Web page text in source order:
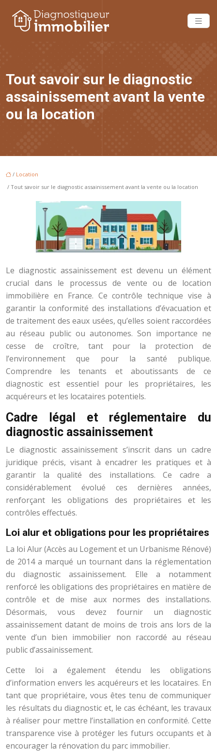
Tout savoir sur le diagnostic
assainissement avant la vente
ou la location
/ Location
/ Tout savoir sur le diagnostic assainissement avant la vente ou la location
Le diagnostic assainissement est devenu un élément
crucial dans le processus de vente ou de location
immobilière en France. Ce contrôle technique vise à
garantir la conformité des installations d’évacuation et
de traitement des eaux usées, qu’elles soient raccordées
au réseau public ou autonomes. Son importance ne
cesse de croître, tant pour la protection de
l’environnement que pour la santé publique.
Comprendre les tenants et aboutissants de ce
diagnostic est essentiel pour les propriétaires, les
acquéreurs et les locataires potentiels.
Cadre légal et réglementaire du
diagnostic assainissement
Le diagnostic assainissement s’inscrit dans un cadre
juridique précis, visant à encadrer les pratiques et à
garantir la qualité des installations. Ce cadre a
considérablement évolué ces dernières années,
renforçant les obligations des propriétaires et les
contrôles effectués.
Loi alur et obligations pour les propriétaires
La loi Alur (Accès au Logement et un Urbanisme Rénové)
de 2014 a marqué un tournant dans la réglementation
du diagnostic assainissement. Elle a notamment
renforcé les obligations des propriétaires en matière de
contrôle et de mise aux normes des installations.
Désormais, vous devez fournir un diagnostic
assainissement datant de moins de trois ans lors de la
vente d’un bien immobilier non raccordé au réseau
public d’assainissement.
Cette loi a également étendu les obligations
d’information envers les acquéreurs et les locataires. En
tant que propriétaire, vous êtes tenu de communiquer
les résultats du diagnostic et, le cas échéant, les travaux
à réaliser pour mettre l’installation en conformité. Cette
transparence vise à protéger les futurs occupants et à
encourager la rénovation du parc immobilier.